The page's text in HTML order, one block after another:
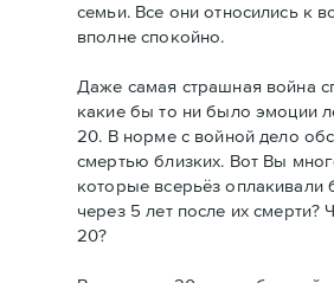
семьи. Все они относились к
вполне спокойно.
Даже самая страшная война
какие бы то ни было эмоции
20. В норме с войной дело
смертью близких. Вот Вы
которые всерьёз оплакивали
через 5 лет после их смерти?
20?